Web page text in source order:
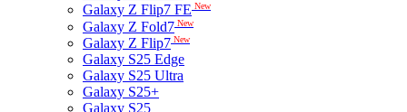
Galaxy Z Flip7 FE New
Galaxy Z Fold7 New
Galaxy Z Flip7 New
Galaxy S25 Edge
Galaxy S25 Ultra
Galaxy S25+
Galaxy S25